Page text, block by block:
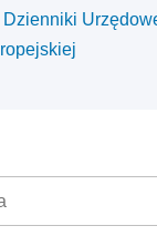
Dzienniki